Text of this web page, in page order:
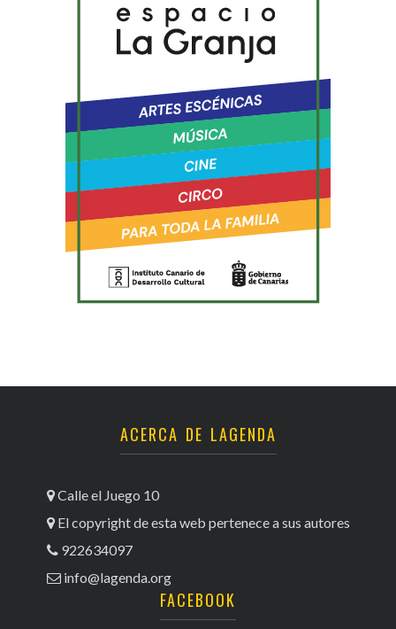
ACERCA DE LAGENDA
Calle el Juego 10
El copyright de esta web pertenece a sus autores
922634097
info@lagenda.org
FACEBOOK